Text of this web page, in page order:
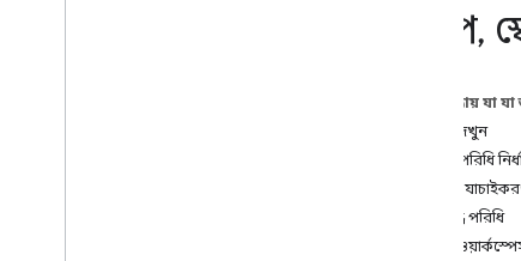
স্কোপ,
এই পৃষ্ঠায় যা
স্কোপ দেখুন
সুস্পষ্ট পরিধি
OAuth
সীমাবদ্ধ পরিধি
গুগল